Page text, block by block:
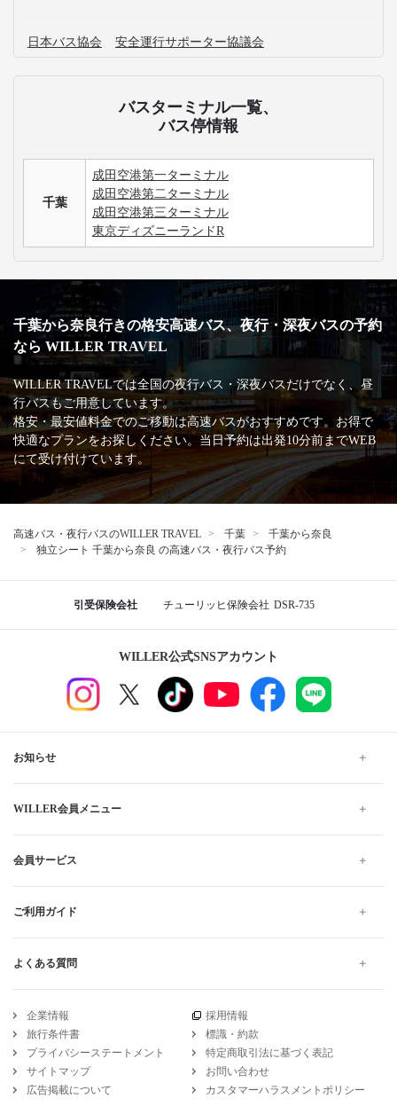
日本バス協会 安全運行サポーター協議会
バスターミナル一覧、
バス停情報
千葉
成田空港第一ターミナル
成田空港第二ターミナル
成田空港第三ターミナル
東京ディズニーランドR
千葉から奈良行きの格安高速バス、夜行・深夜バスの予約
なら WILLER TRAVEL
WILLER TRAVELでは全国の夜行バス・深夜バスだけでなく、昼
行バスもご用意しています。
格安・最安値料金でのご移動は高速バスがおすすめです。お得で
快適なプランをお探しください。当日予約は出発10分前までWEB
にて受け付けています。
高速バス・夜行バスのWILLER TRAVEL 千葉
千葉から奈良
独立シート 千葉から奈良 の高速バス・夜行バス予約
引受保険会社 チューリッヒ保険会社 DSR-735
WILLER公式SNSアカウント
お知らせ
WILLER会員メニュー
会員サービス
ご利用ガイド
よくある質問
企業情報
採用情報
旅行条件書
標識・約款
プライバシーステートメント
特定商取引法に基づく表記
サイトマップ
お問い合わせ
広告掲載について
カスタマーハラスメントポリシー